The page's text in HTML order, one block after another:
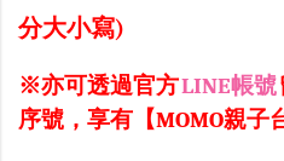
分大小寫)
※亦可透過官方LINE帳號
序號，享有【MOMO親子